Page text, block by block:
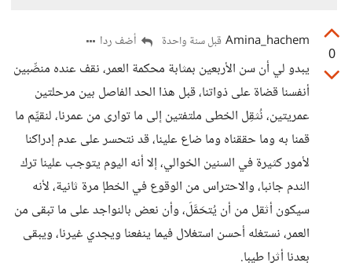
0
Amina_hachem قبل سنة واحدة أضف ردا
يبدو لي أن سن الأربعين بمثابة محكمة العمر، نقف عنده منصِّبين
أنفسنا قضاة على ذواتنا، قبل هذا الحد الفاصل بين مرحلتين
عمريتين، نُثقِل الخطى ملتفتين إلى ما توارى من عمرنا، لنقيِّم ما
قمنا به وما حققناه وما ضاع علينا، قد نتحسر على عدم إدراكنا
لأمور كثيرة في السنين الخوالي، إلا أنه اليوم يتوجب علينا ترك
الندم جانبا، والاحتراس من الوقوع في الخطإ مرة ثانية، لأنه
سيكون أثقل من أن يُتحَمَّلَ، وأن نعض بالنواجد على ما تبقى من
العمر، نستغله أحسن استغلال فيما ينفعنا ويجدي غيرنا، ويبقى
بعدنا أثرا طيبا.